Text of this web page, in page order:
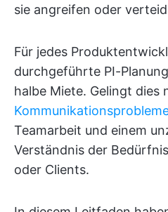
sie angreifen oder
Für jedes
durchgeführte PI-
halbe Miete. Gelingt dies
Teamarbeit und einem
Verständnis der
oder Clients.